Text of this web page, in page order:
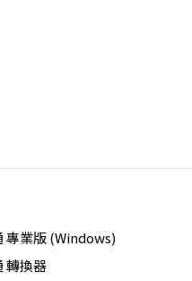
專業版 (Windows)
轉換器